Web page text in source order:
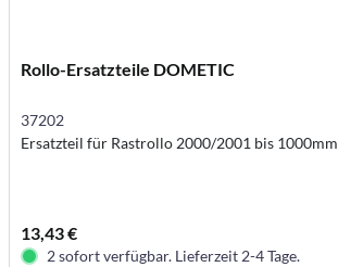
Rollo-Ersatzteile DOMETIC
37202
Ersatzteil für Rastrollo 2000/2001 bis 1000mm
13,43 €
2 sofort verfügbar. Lieferzeit 2-4 Tage.